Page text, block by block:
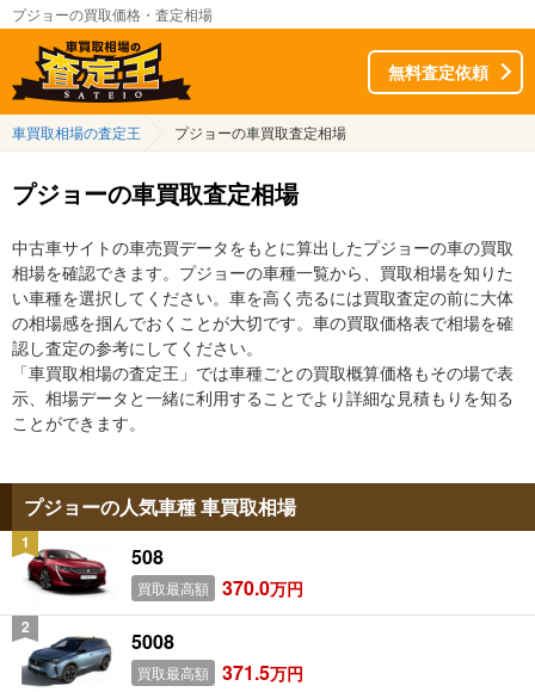
プジョーの買取価格・査定相場
無料査定依頼
車買取相場の査定王 プジョーの車買取査定相場
プジョーの車買取査定相場
中古車サイトの車売買データをもとに算出したプジョーの車の買取
相場を確認できます。プジョーの車種一覧から、買取相場を知りた
い車種を選択してください。車を高く売るには買取査定の前に大体
の相場感を掴んでおくことが大切です。車の買取価格表で相場を確
認し査定の参考にしてください。
「車買取相場の査定王」では車種ごとの買取概算価格もその場で表
示、相場データと一緒に利用することでより詳細な見積もりを知る
ことができます。
プジョーの人気車種 車買取相場
508
買取最高額 370.0万円
5008
買取最高額 371.5万円